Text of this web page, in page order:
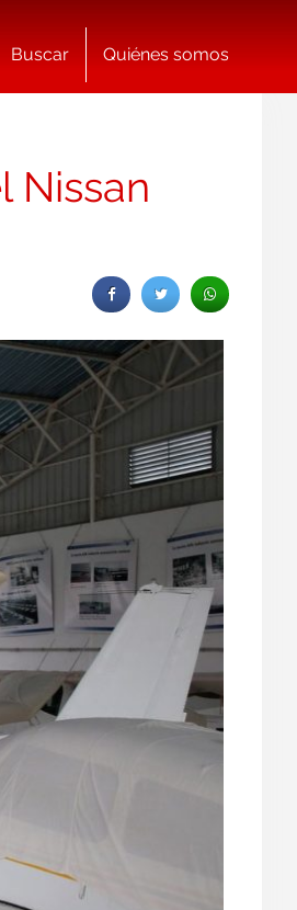
Buscar Quiénes somos
Nissan